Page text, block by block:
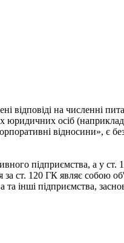
відповіді на численні
юридичних осіб
відносини», є
підприємства, а у
ст. 120 ГК являє собою
інші підприємства,